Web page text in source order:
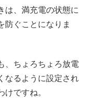
は、満充電の状態に
防ぐことになりま
、ちょろちょろ放電
なるように設定され
ですね。